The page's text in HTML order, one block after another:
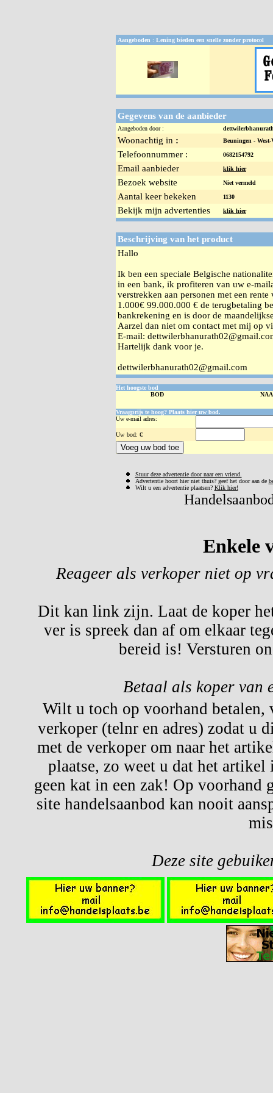
Aangeboden : Lening bieden een snelle zonder protocol
Gegevens van de aanbieder
Aangeboden door :
Woonachtig in : Beuningen -
Telefoonnummer : 0682154792
Email aanbieder klik hier
Bezoek website Niet vermeld
Aantal keer bekeken 1130
Bekijk mijn advertenties klik hier
Beschrijving van het product
Hallo
Ik ben een speciale Belgische
in een bank, ik profiteren van uw e-
verstrekken aan personen met een
1.000€ 99.000.000 € de terugbetaling
bankrekening en is door de
Aarzel dan niet om contact met mij op
E-mail:
Hartelijk dank voor je.
dettwilerbhanurath02@gmail.com
Het hoogste bod
BOD
Vraagprijs te hoog? Plaats hier uw bod.
Uw e-mail adres:
Uw bod: €
Stuur deze advertentie door naar een vriend.
Advertentie hoort hier niet thuis? geef het door aan de
Wilt u een advertentie plaatsen? Klik hier!
Enkele
Reageer als verkoper niet op
Dit kan link zijn. Laat de koper
ver is spreek dan af om elkaar
bereid is! Versturen
Betaal als koper van
Wilt u toch op voorhand
verkoper (telnr en adres) zodat u
met de verkoper om naar het
plaatse, zo weet u dat het artikel
geen kat in een zak! Op
site handelsaanbod kan nooit
Deze site